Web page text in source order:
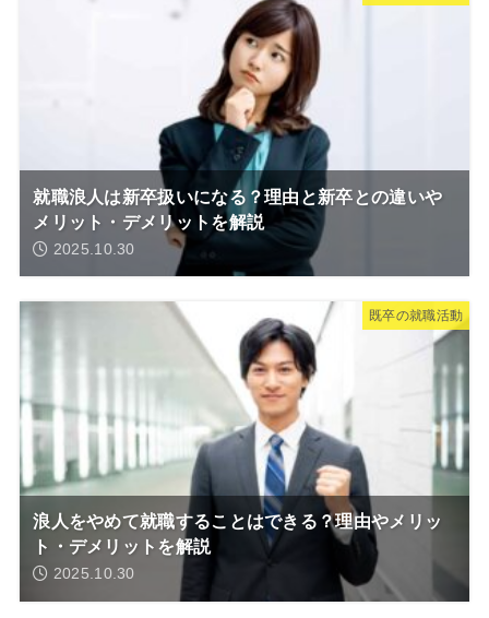
就職浪人は新卒扱いになる？理由と新卒との違いや
メリット・デメリットを解説
2025.10.30
既卒の就職活動
浪人をやめて就職することはできる？理由やメリッ
ト・デメリットを解説
2025.10.30